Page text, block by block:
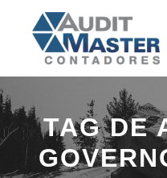
TAG DE